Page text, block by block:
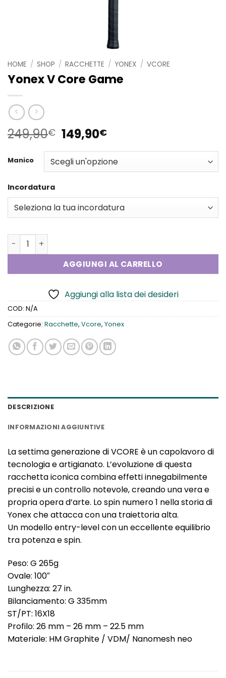
HOME / SHOP / RACCHETTE / YONEX / VCORE
Yonex V Core Game
249,90€ Il
originale
era:
149,90€Il
attuale
è:
Manico
Incordatura
Yonex V Core Game quantità
AGGIUNGI AL CARRELLO
Aggiungi alla lista dei desideri
COD: N/A
Categorie: Racchette, Vcore, Yonex
DESCRIZIONE
INFORMAZIONI AGGIUNTIVE
La settima generazione di VCORE è un capolavoro di
tecnologia e artigianato. L’evoluzione di questa
racchetta iconica combina effetti innegabilmente
precisi e un controllo notevole, creando una vera e
propria opera d’arte. Lo spin numero 1 nella storia di
Yonex che attacca con una traiettoria alta.
Un modello entry-level con un eccellente equilibrio
tra potenza e spin.
Peso: G 265g
Ovale: 100″
Lunghezza: 27 in.
Bilanciamento: G 335mm
ST/PT: 16X18
Profilo: 26 mm – 26 mm – 22.5 mm
Materiale: HM Graphite / VDM/ Nanomesh neo